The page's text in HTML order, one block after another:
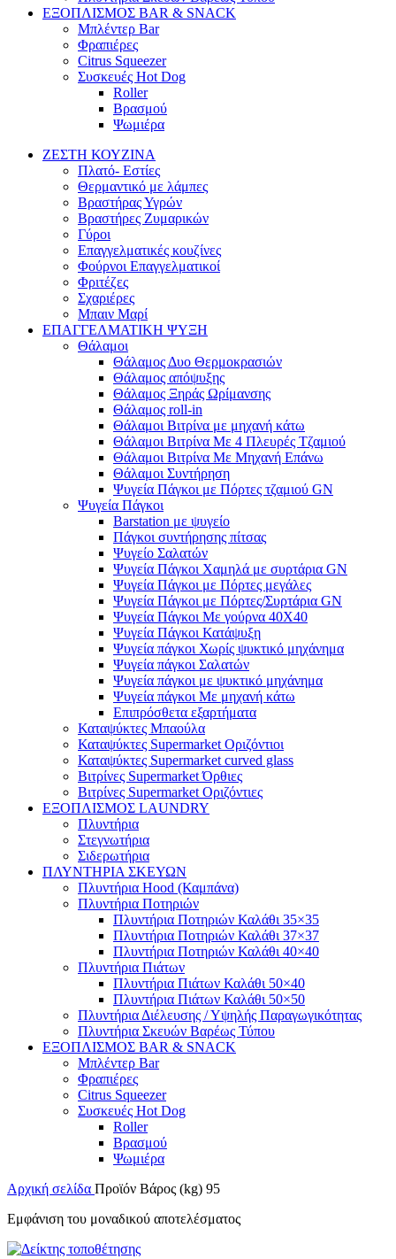
ΕΞΟΠΛΙΣΜΟΣ BAR & SNACK
Μπλέντερ Bar
Φραπιέρες
Citrus Squeezer
Συσκευές Hot Dog
Roller
Βρασμού
Ψωμιέρα
ΖΕΣΤΗ ΚΟΥΖΙΝΑ
Πλατό- Εστίες
Θερμαντικό με λάμπες
Βραστήρας Υγρών
Βραστήρες Ζυμαρικών
Γύροι
Επαγγελματικές κουζίνες
Φούρνοι Επαγγελματικοί
Φριτέζες
Σχαριέρες
Μπαιν Μαρί
ΕΠΑΓΓΕΛΜΑΤΙΚΗ ΨΥΞΗ
Θάλαμοι
Θάλαμος Δυο Θερμοκρασιών
Θάλαμος απόψυξης
Θάλαμος Ξηράς Ωρίμανσης
Θάλαμος roll-in
Θάλαμοι Βιτρίνα με μηχανή κάτω
Θάλαμοι Βιτρίνα Με 4 Πλευρές Τζαμιού
Θάλαμοι Βιτρίνα Με Μηχανή Επάνω
Θάλαμοι Συντήρηση
Ψυγεία Πάγκοι με Πόρτες τζαμιού GN
Ψυγεία Πάγκοι
Barstation με ψυγείο
Πάγκοι συντήρησης πίτσας
Ψυγείο Σαλατών
Ψυγεία Πάγκοι Χαμηλά με συρτάρια GN
Ψυγεία Πάγκοι με Πόρτες μεγάλες
Ψυγεία Πάγκοι με Πόρτες/Συρτάρια GN
Ψυγεία Πάγκοι Με γούρνα 40Χ40
Ψυγεία Πάγκοι Κατάψυξη
Ψυγεία πάγκοι Χωρίς ψυκτικό μηχάνημα
Ψυγεία πάγκοι Σαλατών
Ψυγεία πάγκοι με ψυκτικό μηχάνημα
Ψυγεία πάγκοι Με μηχανή κάτω
Επιπρόσθετα εξαρτήματα
Καταψύκτες Μπαούλα
Καταψύκτες Supermarket Οριζόντιοι
Καταψύκτες Supermarket curved glass
Βιτρίνες Supermarket Όρθιες
Βιτρίνες Supermarket Οριζόντιες
ΕΞΟΠΛΙΣΜΟΣ LAUNDRY
Πλυντήρια
Στεγνωτήρια
Σιδερωτήρια
ΠΛΥΝΤΗΡΙΑ ΣΚΕΥΩΝ
Πλυντήρια Hood (Καμπάνα)
Πλυντήρια Ποτηριών
Πλυντήρια Ποτηριών Καλάθι 35×35
Πλυντήρια Ποτηριών Καλάθι 37×37
Πλυντήρια Ποτηριών Καλάθι 40×40
Πλυντήρια Πιάτων
Πλυντήρια Πιάτων Καλάθι 50×40
Πλυντήρια Πιάτων Καλάθι 50×50
Πλυντήρια Διέλευσης / Υψηλής Παραγωγικότητας
Πλυντήρια Σκευών Βαρέως Τύπου
ΕΞΟΠΛΙΣΜΟΣ BAR & SNACK
Μπλέντερ Bar
Φραπιέρες
Citrus Squeezer
Συσκευές Hot Dog
Roller
Βρασμού
Ψωμιέρα
Αρχική σελίδα Προϊόν Βάρος (kg) 95
Εμφάνιση του μοναδικού αποτελέσματος